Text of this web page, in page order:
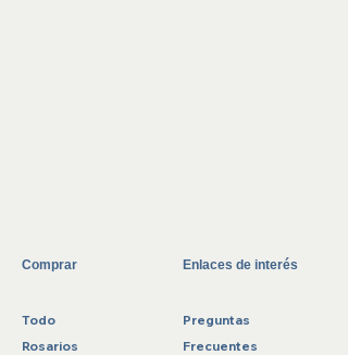
Comprar
Todo
Rosarios
Enlaces de interés
Preguntas
Frecuentes